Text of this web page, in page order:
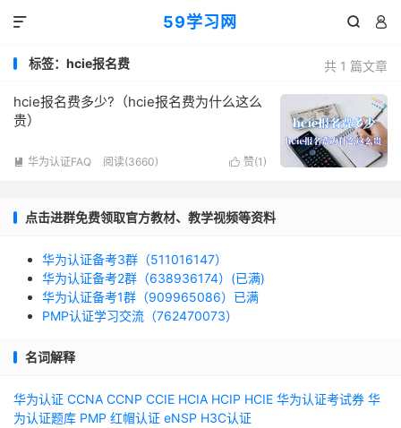
59学习网  

共 1 篇文章
标签：hcie报名费
hcie报名费多少?（hcie报名费为什么这么
贵）
 赞(1 )
 华为认证FAQ 阅读(3660)
点击进群免费领取官方教材、教学视频等资料
华为认证备考3群（511016147）
华为认证备考2群（638936174）(已满)
华为认证备考1群（909965086）已满
PMP认证学习交流（762470073）
名词解释
华为认证 CCNA CCNP CCIE HCIA HCIP HCIE 华为认证考试券 华
为认证题库 PMP 红帽认证 eNSP H3C认证